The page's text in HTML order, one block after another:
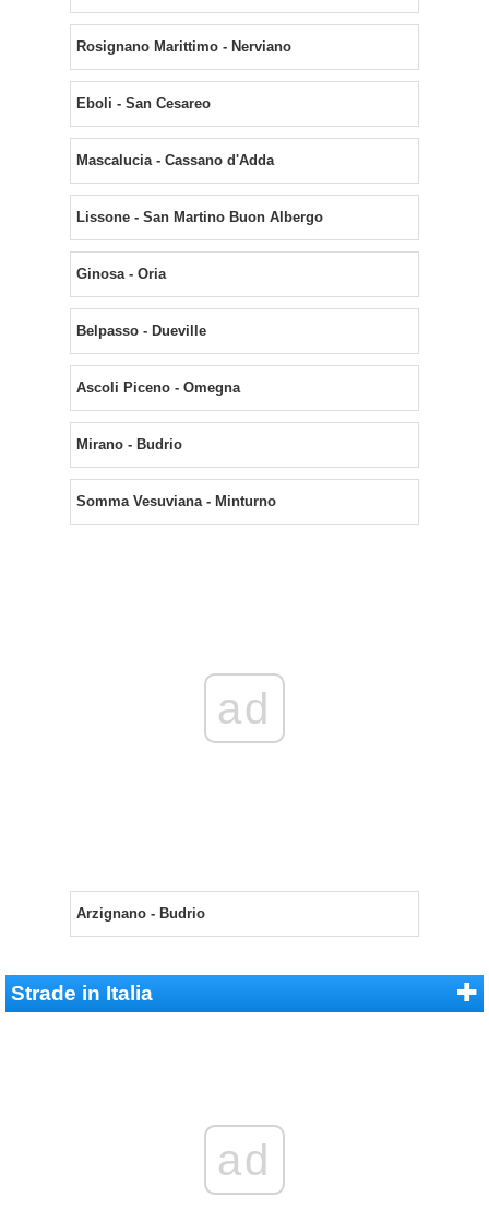
Rosignano Marittimo - Nerviano
Eboli - San Cesareo
Mascalucia - Cassano d'Adda
Lissone - San Martino Buon Albergo
Ginosa - Oria
Belpasso - Dueville
Ascoli Piceno - Omegna
Mirano - Budrio
Somma Vesuviana - Minturno
ad
Arzignano - Budrio
Strade in Italia
ad